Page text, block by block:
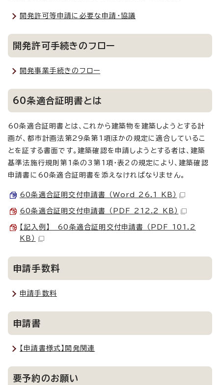
開発許可等申請に必要な申請・協議
開発許可手続きのフロー
開発事業手続きのフロー
60条適合証明書とは
60条適合証明書とは、これから建築物を建築しようとする計
画が、都市計画法第29条第1項ほかの規定に適合しているこ
とを証する書面です。建築確認を申請しようとする者は、建築
基準法施行規則第1条の3第1項・表2の規定により、建築確認
申請書に60条適合証明書を添えなければなりません。
60条適合証明交付申請書 （Word 26.1 KB）
60条適合証明交付申請書 （PDF 212.2 KB）
【記入例】 60条適合証明交付申請書 （PDF 101.2
KB）
申請手数料
申請手数料
申請書
【申請書様式】開発関連
要予約のお願い